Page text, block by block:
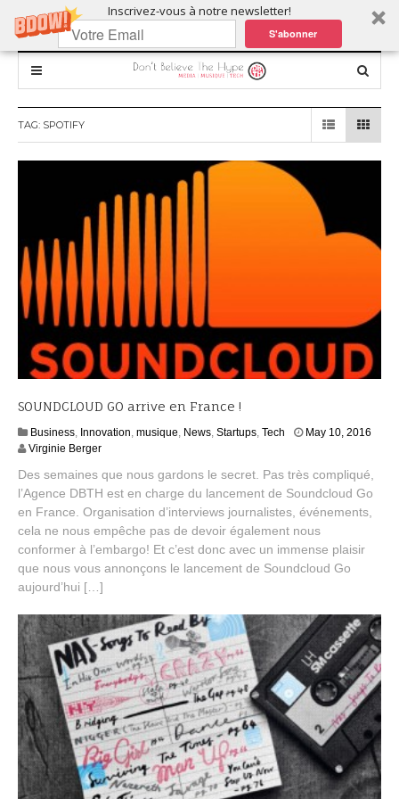
Inscrivez-vous à notre newsletter!
S'abonner
TAG: SPOTIFY
SOUNDCLOUD GO arrive en France !
Business Innovation musique News Startups Tech May 10, 2016
y
2
Virginie Berger
Des semaines que nous gardons le secret. Pas très compliqué,
l’Agence DBTH est en charge du lancement de Soundcloud Go
en France. Organisation d’interviews journalistes, événements,
cela ne nous empêche pas de devoir également nous
conformer à l’embargo! Et c’est donc avec un immense plaisir
que nous vous annonçons le lancement de Soundcloud Go
aujourd’hui […]